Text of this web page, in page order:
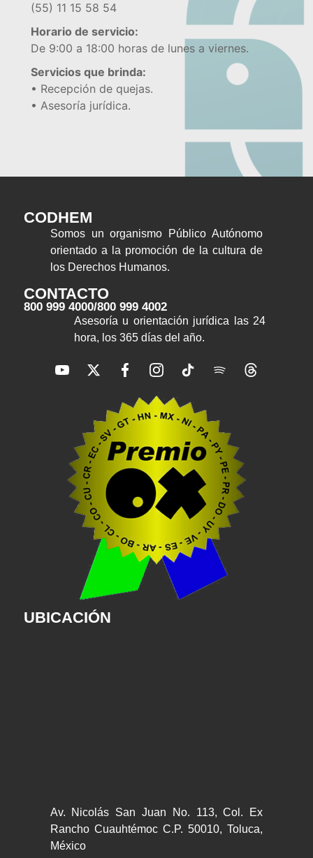
(55) 11 15 58 54
Horario de servicio:
De 9:00 a 18:00 horas de lunes a viernes.
Servicios que brinda:
• Recepción de quejas.
• Asesoría jurídica.
CODHEM
Somos un organismo Público Autónomo
orientado a la promoción de la cultura de
los Derechos Humanos.
CONTACTO
800 999 4000/800 999 4002
Asesoría u orientación jurídica las 24
hora, los 365 días del año.
UBICACIÓN
Av. Nicolás San Juan No. 113, Col. Ex
Rancho Cuauhtémoc C.P. 50010, Toluca,
México